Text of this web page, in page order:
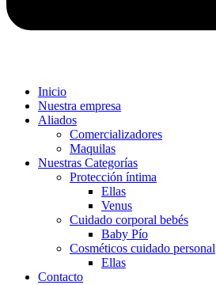
Inicio
Nuestra empresa
Aliados
Comercializadores
Maquilas
Nuestras Categorías
Protección íntima
Ellas
Venus
Cuidado corporal bebés
Baby Pío
Cosméticos cuidado personal
Ellas
Contacto